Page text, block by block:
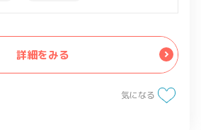
詳細をみる
気になる